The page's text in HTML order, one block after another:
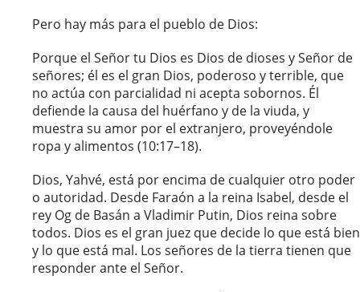
Pero hay más para el pueblo de Dios:
Porque el Señor tu Dios es Dios de dioses y Señor de
señores; él es el gran Dios, poderoso y terrible, que
no actúa con parcialidad ni acepta sobornos. Él
defiende la causa del huérfano y de la viuda, y
muestra su amor por el extranjero, proveyéndole
ropa y alimentos (10:17–18).
Dios, Yahvé, está por encima de cualquier otro poder
o autoridad. Desde Faraón a la reina Isabel, desde el
rey Og de Basán a Vladimir Putin, Dios reina sobre
todos. Dios es el gran juez que decide lo que está bien
y lo que está mal. Los señores de la tierra tienen que
responder ante el Señor.